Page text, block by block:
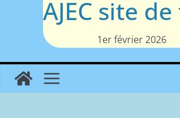
AJEC site
1er février 2026